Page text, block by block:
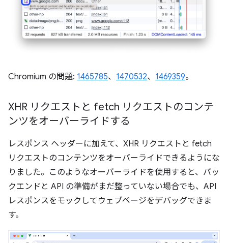
Chromium の問題: 1465785、 1470532、 1469359。
XHR リクエストと fetch リクエストのコンテ
ンツをオーバーライドする
レスポンス ヘッダーに加えて、XHR リクエストと fetch
リクエストのコンテンツをオーバーライドできるようにな
りました。このようなオーバーライドを使用すると、バッ
クエンドと API の準備がまだ整っていない場合でも、API
レスポンスをモックしてウェブページをデバッグできま
す。